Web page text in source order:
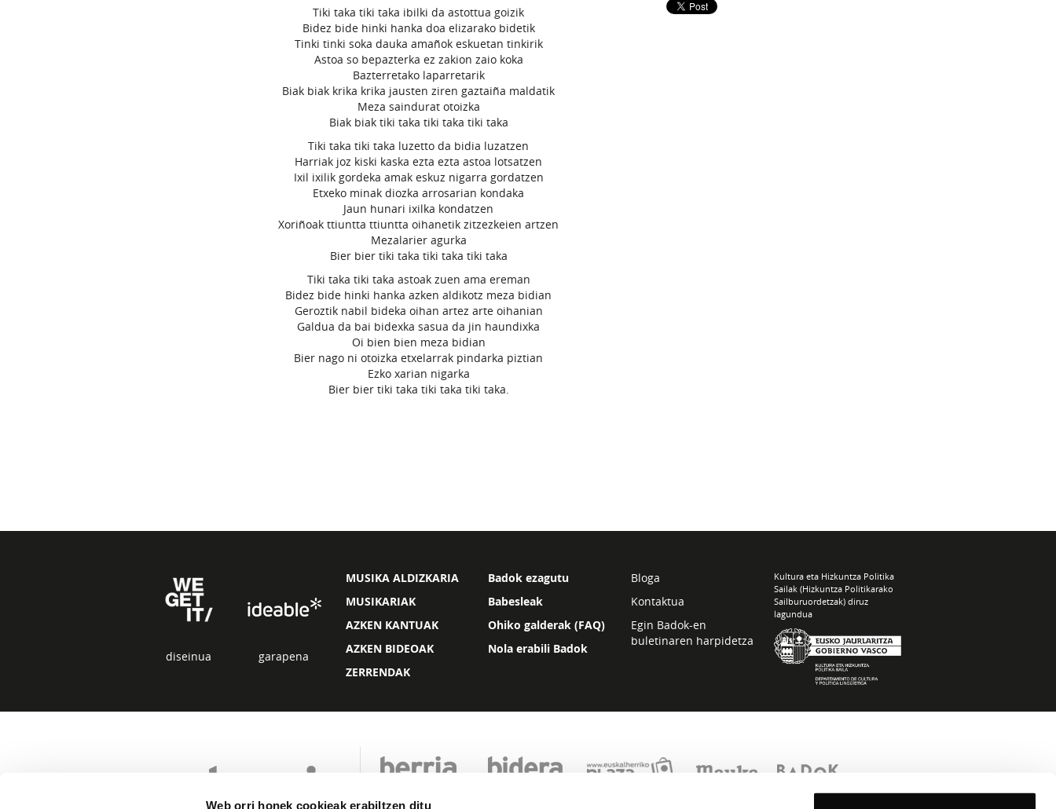
Web orri honek cookieak erabiltzen ditu
Tiki taka tiki taka ibilki da astottua goizik
Bidez bide hinki hanka doa elizarako bidetik
Tinki tinki soka dauka amañok eskuetan tinkirik
Astoa so bepazterka ez zakion zaio koka
Bazterretako laparretarik
Biak biak krika krika jausten ziren gaztaiña maldatik
Meza saindurat otoizka
Biak biak tiki taka tiki taka tiki taka
Tiki taka tiki taka luzetto da bidia luzatzen
Harriak joz kiski kaska ezta ezta astoa lotsatzen
Ixil ixilik gordeka amak eskuz nigarra gordatzen
Etxeko minak diozka arrosarian kondaka
Jaun hunari ixilka kondatzen
Xoriñoak ttiuntta ttiuntta oihanetik zitzezkeien artzen
Mezalarier agurka
Bier bier tiki taka tiki taka tiki taka
Tiki taka tiki taka astoak zuen ama ereman
Bidez bide hinki hanka azken aldikotz meza bidian
Geroztik nabil bideka oihan artez arte oihanian
Galdua da bai bidexka sasua da jin haundixka
Oi bien bien meza bidian
Bier nago ni otoizka etxelarrak pindarka piztian
Ezko xarian nigarka
Bier bier tiki taka tiki taka tiki taka.
diseinua garapena
MUSIKA ALDIZKARIA
MUSIKARIAK
AZKEN KANTUAK
AZKEN BIDEOAK
ZERRENDAK
Badok ezagutu
Babesleak
Ohiko galderak (FAQ)
Nola erabili Badok
Bloga
Kontaktua
Egin Badok-en
buletinaren harpidetza
Kultura eta Hizkuntza Politika
Sailak (Hizkuntza Politikarako
Sailburuordetzak) diruz
lagundua